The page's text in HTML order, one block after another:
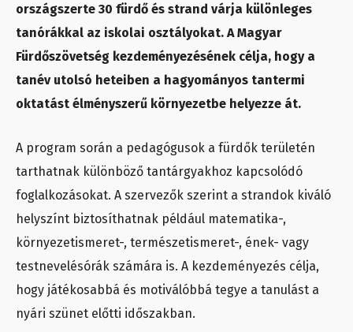
országszerte 30 fürdő és strand várja különleges
tanórákkal az iskolai osztályokat. A Magyar
Fürdőszövetség kezdeményezésének célja, hogy a
tanév utolsó heteiben a hagyományos tantermi
oktatást élményszerű környezetbe helyezze át.
A program során a pedagógusok a fürdők területén
tarthatnak különböző tantárgyakhoz kapcsolódó
foglalkozásokat. A szervezők szerint a strandok kiváló
helyszínt biztosíthatnak például matematika-,
környezetismeret-, természetismeret-, ének- vagy
testnevelésórák számára is. A kezdeményezés célja,
hogy játékosabbá és motiválóbbá tegye a tanulást a
nyári szünet előtti időszakban.